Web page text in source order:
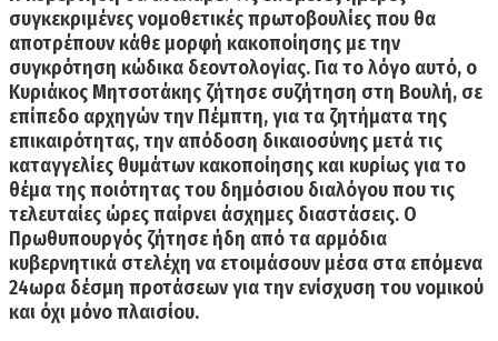
συγκεκριμένες νομοθετικές πρωτοβουλίες που θα
αποτρέπουν κάθε μορφή κακοποίησης με την
συγκρότηση κώδικα δεοντολογίας. Για το λόγο αυτό, ο
Κυριάκος Μητσοτάκης ζήτησε συζήτηση στη Βουλή, σε
επίπεδο αρχηγών την Πέμπτη, για τα ζητήματα της
επικαιρότητας, την απόδοση δικαιοσύνης μετά τις
καταγγελίες θυμάτων κακοποίησης και κυρίως για το
θέμα της ποιότητας του δημόσιου διαλόγου που τις
τελευταίες ώρες παίρνει άσχημες διαστάσεις. Ο
Πρωθυπουργός ζήτησε ήδη από τα αρμόδια
κυβερνητικά στελέχη να ετοιμάσουν μέσα στα επόμενα
24ωρα δέσμη προτάσεων για την ενίσχυση του νομικού
και όχι μόνο πλαισίου.